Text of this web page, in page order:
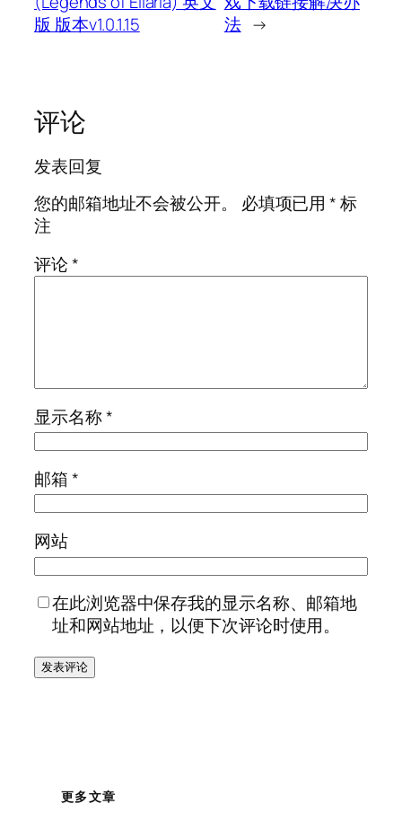
版 版本v1.0.1.15
法 →
评论
发表回复
您的邮箱地址不会被公开。
必填项已用*标
注
评论*
显示名称*
邮箱*
网站
在此浏览器中保存我的显示名称、邮箱地
址和网站地址，以便下次评论时使用。
更多文章